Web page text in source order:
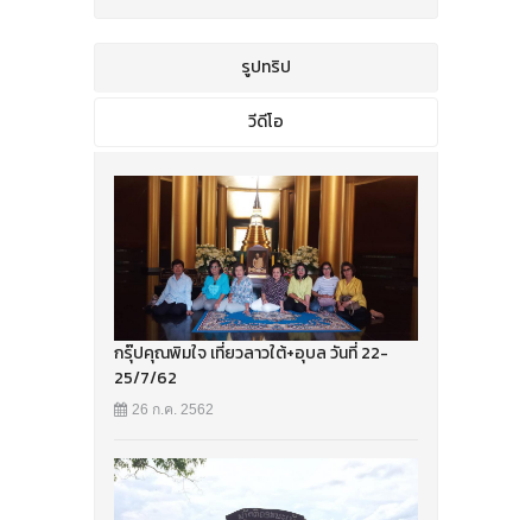
รูปทริป
วีดีโอ
กรุ๊ปคุณพิมใจ เที่ยวลาวใต้+อุบล วันที่ 22-
25/7/62
26 ก.ค. 2562